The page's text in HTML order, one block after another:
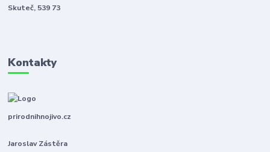
Skuteč, 539 73
Kontakty
prirodnihnojivo.cz
Jaroslav Zástěra